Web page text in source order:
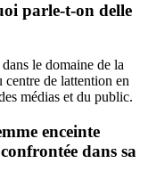
parle-t-on delle
le domaine de la
centre de lattention en
médias et du public.
enceinte
dans sa